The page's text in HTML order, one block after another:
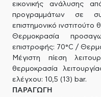
εικονικής ανάλυσης
προγραμμάτων σε
επιστημονικό
Θερμοκρασία
επιστροφής: 70°C /
Μέγιστη πίεση
θερμοκρασία
ελέγχου: 10,5 (13) bar.
ΠΑΡΑΓΩΓΗ